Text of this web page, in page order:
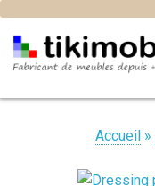
Accueil »